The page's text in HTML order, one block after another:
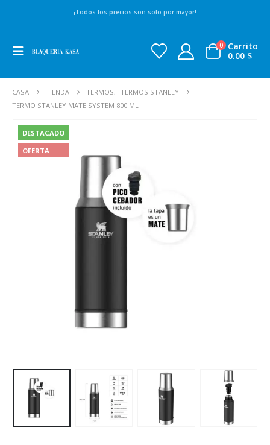
¡Todos los precios son solo por mayor!
0
Carrito
0.00 $
CASA TIENDA TERMOS, TERMOS STANLEY
TERMO STANLEY MATE SYSTEM 800 ML
DESTACADO
OFERTA